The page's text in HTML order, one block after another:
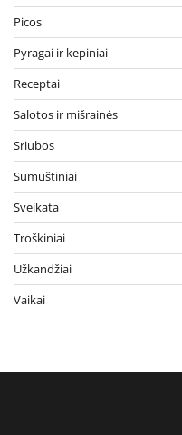
Picos
Pyragai ir kepiniai
Receptai
Salotos ir mišrainės
Sriubos
Sumuštiniai
Sveikata
Troškiniai
Užkandžiai
Vaikai